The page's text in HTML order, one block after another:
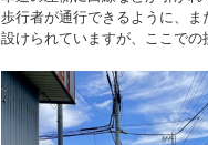
歩行者が通行できるように、ま
設けられていますが、ここでの